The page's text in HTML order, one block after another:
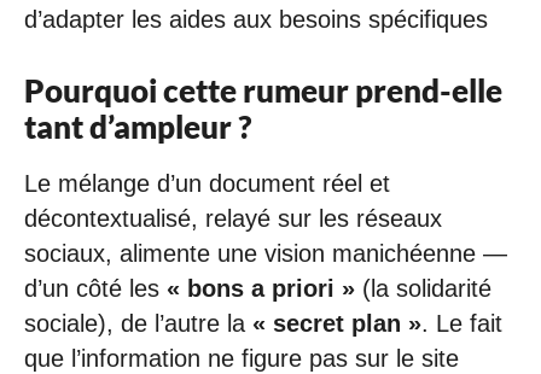
d’adapter les aides aux besoins spécifiques
Pourquoi cette rumeur prend-elle
tant d’ampleur ?
Le mélange d’un document réel et
décontextualisé, relayé sur les réseaux
sociaux, alimente une vision manichéenne —
d’un côté les « bons a priori » (la solidarité
sociale), de l’autre la « secret plan ». Le fait
que l’information ne figure pas sur le site